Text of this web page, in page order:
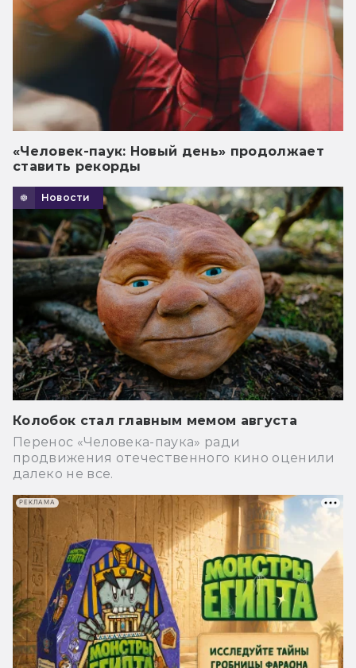
«Человек-паук: Новый день» продолжает
ставить рекорды
Новости
Колобок стал главным мемом августа
Перенос «Человека-паука» ради
продвижения отечественного кино оценили
далеко не все.
РЕКЛАМА